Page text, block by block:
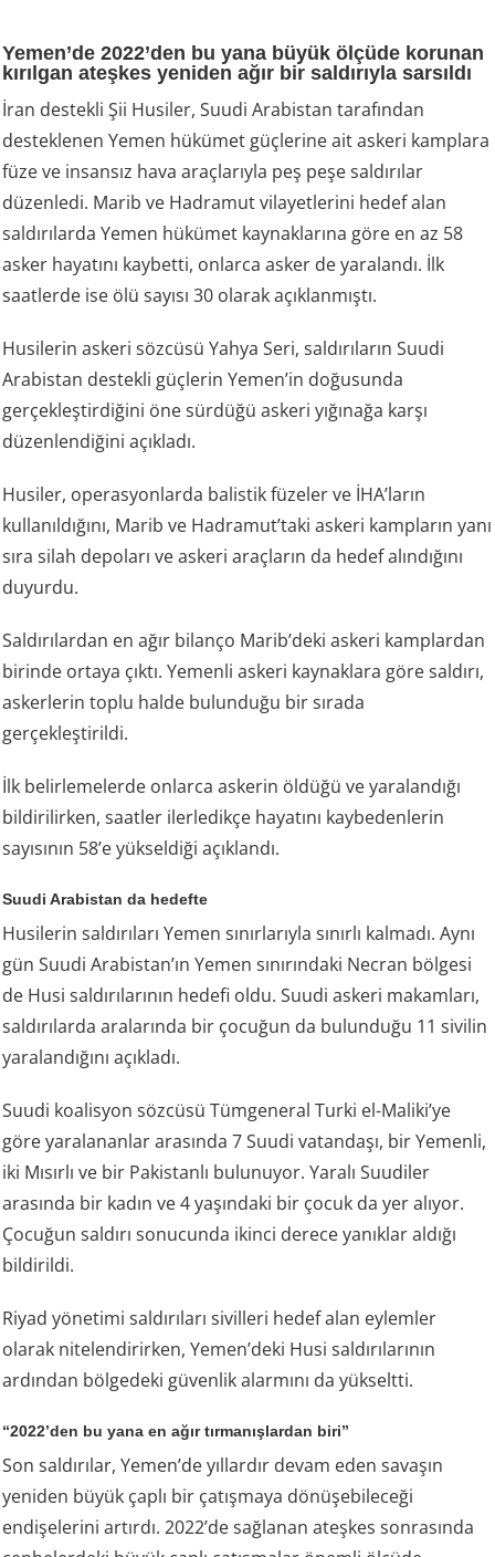
Yemen’de 2022’den bu yana büyük ölçüde korunan
kırılgan ateşkes yeniden ağır bir saldırıyla sarsıldı
İran destekli Şii Husiler, Suudi Arabistan tarafından
desteklenen Yemen hükümet güçlerine ait askeri kamplara
füze ve insansız hava araçlarıyla peş peşe saldırılar
düzenledi. Marib ve Hadramut vilayetlerini hedef alan
saldırılarda Yemen hükümet kaynaklarına göre en az 58
asker hayatını kaybetti, onlarca asker de yaralandı. İlk
saatlerde ise ölü sayısı 30 olarak açıklanmıştı.
Husilerin askeri sözcüsü Yahya Seri, saldırıların Suudi
Arabistan destekli güçlerin Yemen’in doğusunda
gerçekleştirdiğini öne sürdüğü askeri yığınağa karşı
düzenlendiğini açıkladı.
Husiler, operasyonlarda balistik füzeler ve İHA’ların
kullanıldığını, Marib ve Hadramut’taki askeri kampların yanı
sıra silah depoları ve askeri araçların da hedef alındığını
duyurdu.
Saldırılardan en ağır bilanço Marib’deki askeri kamplardan
birinde ortaya çıktı. Yemenli askeri kaynaklara göre saldırı,
askerlerin toplu halde bulunduğu bir sırada
gerçekleştirildi.
İlk belirlemelerde onlarca askerin öldüğü ve yaralandığı
bildirilirken, saatler ilerledikçe hayatını kaybedenlerin
sayısının 58’e yükseldiği açıklandı.
Suudi Arabistan da hedefte
Husilerin saldırıları Yemen sınırlarıyla sınırlı kalmadı. Aynı
gün Suudi Arabistan’ın Yemen sınırındaki Necran bölgesi
de Husi saldırılarının hedefi oldu. Suudi askeri makamları,
saldırılarda aralarında bir çocuğun da bulunduğu 11 sivilin
yaralandığını açıkladı.
Suudi koalisyon sözcüsü Tümgeneral Turki el-Maliki’ye
göre yaralananlar arasında 7 Suudi vatandaşı, bir Yemenli,
iki Mısırlı ve bir Pakistanlı bulunuyor. Yaralı Suudiler
arasında bir kadın ve 4 yaşındaki bir çocuk da yer alıyor.
Çocuğun saldırı sonucunda ikinci derece yanıklar aldığı
bildirildi.
Riyad yönetimi saldırıları sivilleri hedef alan eylemler
olarak nitelendirirken, Yemen’deki Husi saldırılarının
ardından bölgedeki güvenlik alarmını da yükseltti.
“2022’den bu yana en ağır tırmanışlardan biri”
Son saldırılar, Yemen’de yıllardır devam eden savaşın
yeniden büyük çaplı bir çatışmaya dönüşebileceği
endişelerini artırdı. 2022’de sağlanan ateşkes sonrasında